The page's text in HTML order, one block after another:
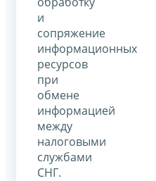
и
сопряжение
информационных
ресурсов
при
обмене
информацией
между
налоговыми
службами
СНГ.